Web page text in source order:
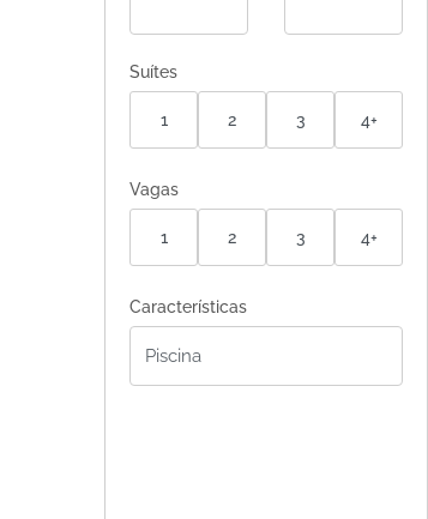
Suítes
1 2 3 4+
Vagas
1 2 3 4+
Características